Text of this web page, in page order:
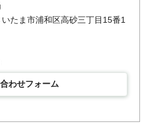
たま市浦和区高砂三丁目15番1
わせフォーム